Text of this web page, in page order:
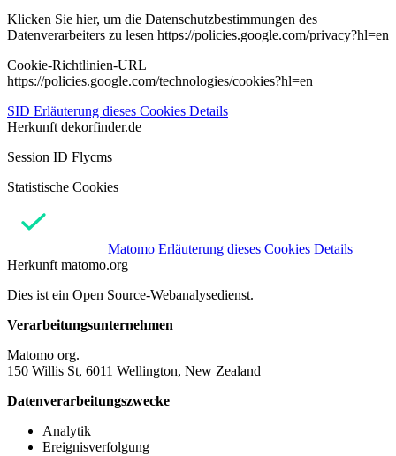
Klicken Sie hier, um die Datenschutzbestimmungen des
Datenverarbeiters zu lesen https://policies.google.com/privacy?hl=en
Cookie-Richtlinien-URL
https://policies.google.com/technologies/cookies?hl=en
SID Erläuterung dieses Cookies Details
Herkunft dekorfinder.de
Session ID Flycms
Statistische Cookies
Matomo Erläuterung dieses Cookies Details
Herkunft matomo.org
Dies ist ein Open Source-Webanalysedienst.
Verarbeitungsunternehmen
Matomo org.
150 Willis St, 6011 Wellington, New Zealand
Datenverarbeitungszwecke
Analytik
Ereignisverfolgung